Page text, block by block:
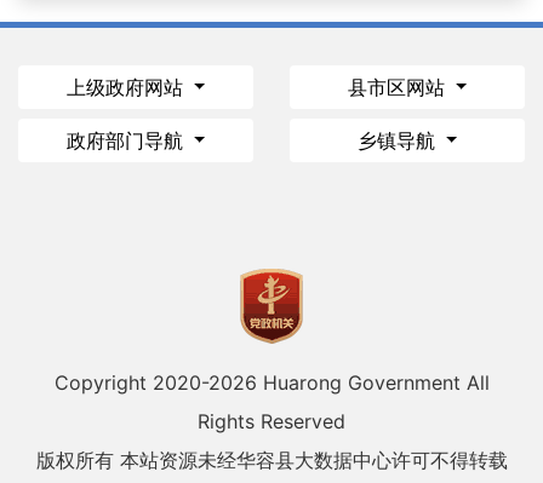
上级政府网站 县市区网站
政府部门导航 乡镇导航
Copyright 2020-2026 Huarong Government All
Rights Reserved
版权所有 本站资源未经华容县大数据中心许可不得转载